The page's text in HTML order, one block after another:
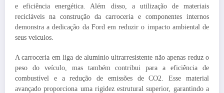
e eficiência energética. Além disso, a utilização de materiais
recicláveis na construção da carroceria e componentes internos
demonstra a dedicação da Ford em reduzir o impacto ambiental de
seus veículos.
A carroceria em liga de alumínio ultrarresistente não apenas reduz o
peso do veículo, mas também contribui para a eficiência de
combustível e a redução de emissões de CO2. Esse material
avançado proporciona uma rigidez estrutural superior, garantindo a